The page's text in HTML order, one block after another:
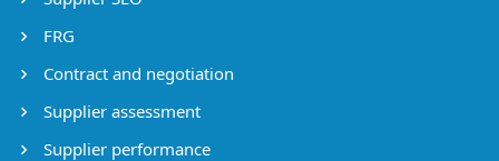
FRG
Contract and negotiation
Supplier assessment
Supplier performance